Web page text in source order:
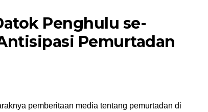
Penghulu se-
Pemurtadan
pemberitaan media tentang pemurtadan di